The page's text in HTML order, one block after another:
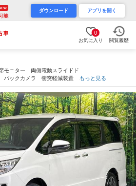
能
ダウンロード アプリを開く
0
お気に入り 閲覧履歴
ニター 両側電動スライドド
ックカメラ 衝突軽減装置 禁
ｈ コーナーセンサー スマート
トロール（栃木県）
もっと見る